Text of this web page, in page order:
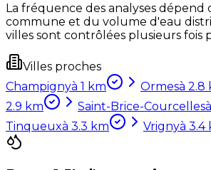
La fréquence des analyses dépend
commune et du volume d'eau
villes sont contrôlées plusieurs fois
Villes proches
Champignyà 1 km Ormesà 2.8
2.9 km Saint-Brice-Courcellesà
Tinqueuxà 3.3 km Vrignyà 3.4